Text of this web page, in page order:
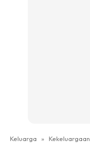
Keluarga » Kekeluargaan